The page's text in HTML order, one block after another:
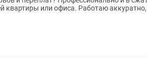
или офиса. Работаю аккуратно,